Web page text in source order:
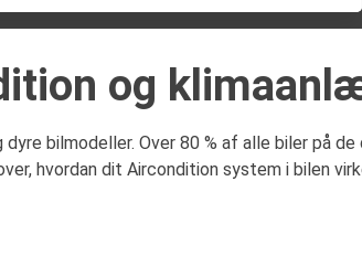
og
bilmodeller. Over 80 % af alle biler på de
hvordan dit Aircondition system i bilen